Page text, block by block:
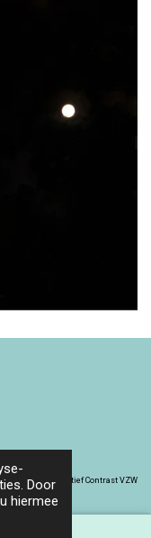
Door
hiermee
© 2024 Collectief Contrast VZW